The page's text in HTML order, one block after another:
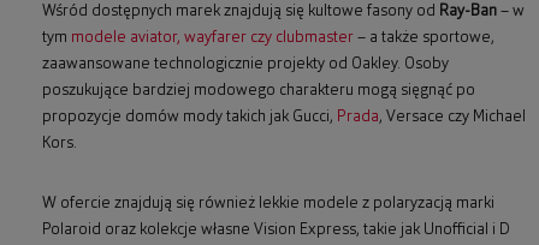
Wśród dostępnych marek znajdują się kultowe fasony od Ray-Ban – w
tym modele aviator, wayfarer czy clubmaster – a także sportowe,
zaawansowane technologicznie projekty od Oakley. Osoby
poszukujące bardziej modowego charakteru mogą sięgnąć po
propozycje domów mody takich jak Gucci, Prada, Versace czy Michael
Kors.
W ofercie znajdują się również lekkie modele z polaryzacją marki
Polaroid oraz kolekcje własne Vision Express, takie jak Unofficial i D